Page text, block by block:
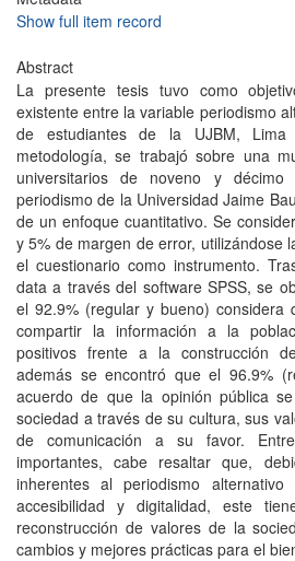
Show full item record
Abstract
La presente tesis tuvo como
existente entre la variable periodismo
de estudiantes de la UJBM,
metodología, se trabajó sobre una
universitarios de noveno y
periodismo de la Universidad Jaime
de un enfoque cuantitativo. Se
y 5% de margen de error, utilizándose
el cuestionario como instrumento.
data a través del software SPSS, se
el 92.9% (regular y bueno) considera
compartir la información a la
positivos frente a la construcción
además se encontró que el 96.9%
acuerdo de que la opinión pública
sociedad a través de su cultura, sus
de comunicación a su favor.
importantes, cabe resaltar que,
inherentes al periodismo alternativo
accesibilidad y digitalidad, este
reconstrucción de valores de la
cambios y mejores prácticas para el